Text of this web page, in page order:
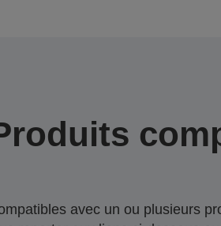
avec un ou plusieurs